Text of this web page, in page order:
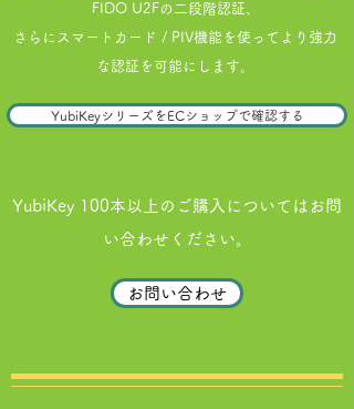
FIDO U2Fの二段階認証、
さらにスマートカード / PIV機能を使ってより強力
な認証を可能にします。
YubiKeyシリーズをECショップで確認する
YubiKey 100本以上のご購入についてはお問
い合わせください。
お問い合わせ